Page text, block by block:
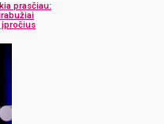
prasčiau:
įpročius